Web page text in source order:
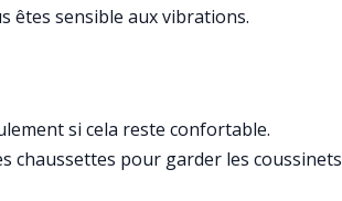
êtes sensible aux vibrations.
si cela reste confortable.
chaussettes pour garder les coussinets